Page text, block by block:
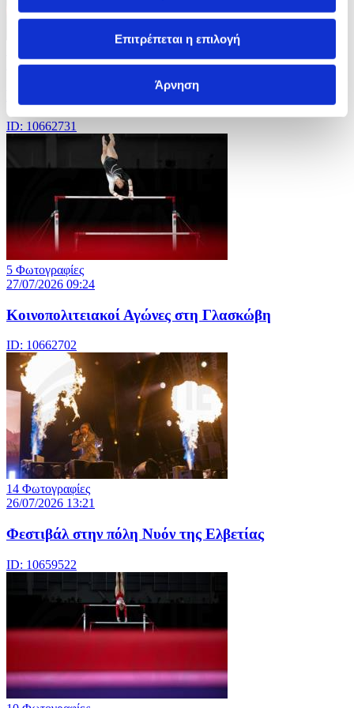
Επιτρέπεται η επιλογή
Άρνηση
27/07/2026 09:28
Μάχη με τις φλόγες σε Γαλλία - Ισπανία
ID: 10662731
5 Φωτογραφίες
27/07/2026 09:24
Κοινοπολιτειακοί Αγώνες στη Γλασκώβη
ID: 10662702
14 Φωτογραφίες
26/07/2026 13:21
Φεστιβάλ στην πόλη Νυόν της Ελβετίας
ID: 10659522